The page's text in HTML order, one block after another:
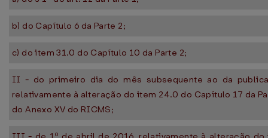
b) do Capítulo 6 da Parte 2;
c) do item 31.0 do Capítulo 10 da Parte 2;
II - do primeiro dia do mês subsequente ao da
relativamente à alteração do item 24.0 do Capítulo 17 da
do Anexo XV do RICMS;